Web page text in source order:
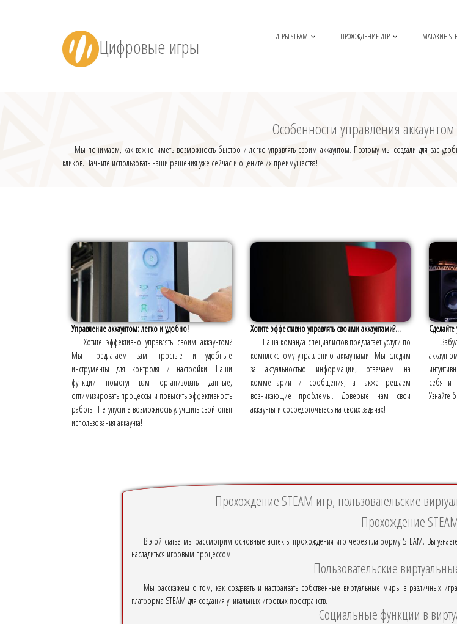
Цифровые игры ИГРЫ STEAM ПРОХОЖДЕНИЕ ИГР МАГАЗИН
Особенности управления
Мы понимаем, как важно иметь возможность быстро и легко управлять своим аккаунтом. Поэтому мы создали для вас
кликов. Начните использовать наши решения уже сейчас и оцените их преимущества!
Управление аккаунтом: легко и удобно!
Хотите эффективно управлять своим аккаунтом?
Мы предлагаем вам простые и удобные
инструменты для контроля и настройки. Наши
функции помогут вам организовать данные,
оптимизировать процессы и повысить эффективность
работы. Не упустите возможность улучшить свой опыт
использования аккаунта!
Хотите эффективно управлять своими аккаунтами?...
Наша команда специалистов предлагает услуги по
комплексному управлению аккаунтами. Мы следим
за актуальностью информации, отвечаем на
комментарии и сообщения, а также решаем
возникающие проблемы. Доверьте нам свои
аккаунты и сосредоточьтесь на своих задачах!
себя и
Узнайте
Прохождение STEAM игр, пользовательские
Прохождение
В этой статье мы рассмотрим основные аспекты прохождения игр через платформу STEAM. Вы
насладиться игровым процессом.
Пользовательские
Мы расскажем о том, как создавать и настраивать собственные виртуальные миры в различных
платформа STEAM для создания уникальных игровых пространств.
Социальные функции в